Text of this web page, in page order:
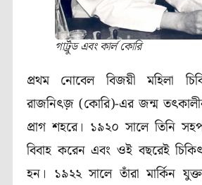
গার্ট্রুড এবং কার্ল কোরি
প্রথম নোবেল বিজয়ী মহিলা
রাজনিৎজ় (কোরি)-এরজন্ম
প্রাগ শহরে। ১৯২০সালে তিনি
বিবাহ করেন এবং ওই বছরেই
হন। ১৯২২সালে তাঁরা মার্কিন